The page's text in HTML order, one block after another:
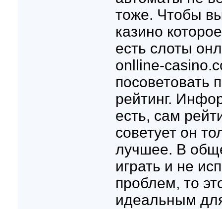
тоже. Чтобы
казино
есть слоты
onlline-
посоветовать
рейтинг.
есть, сам
советует он
лучшее. В
играть и не
проблем, то
идеальным